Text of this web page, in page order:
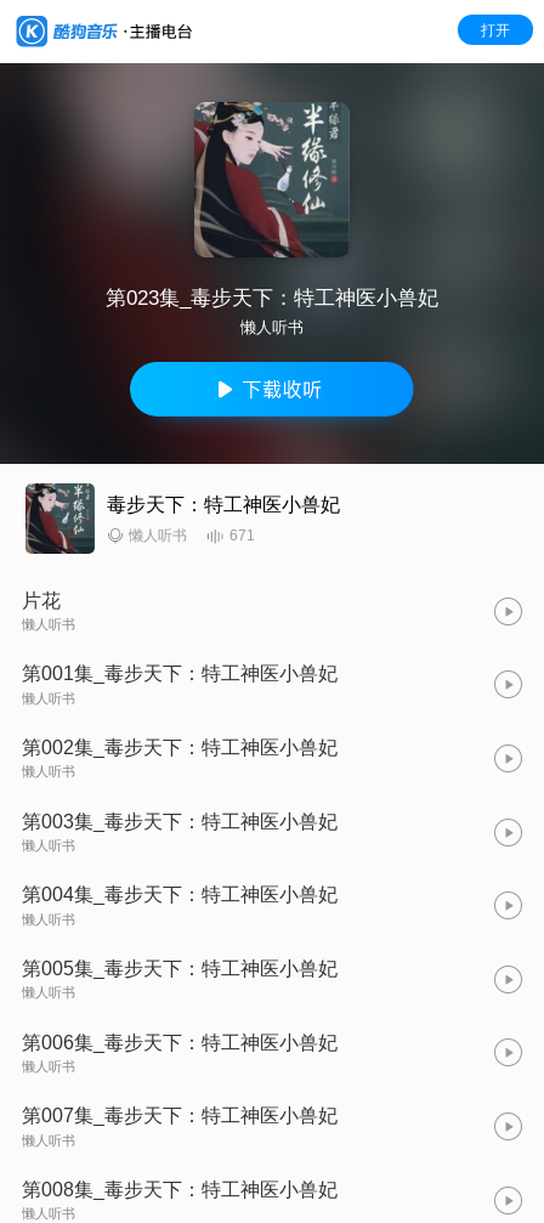
打开
第023集_毒步天下：特工神医小兽妃
懒人听书
毒步天下：特工神医小兽妃
懒人听书 671
片花
懒人听书
第001集_毒步天下：特工神医小兽妃
懒人听书
第002集_毒步天下：特工神医小兽妃
懒人听书
第003集_毒步天下：特工神医小兽妃
懒人听书
第004集_毒步天下：特工神医小兽妃
懒人听书
第005集_毒步天下：特工神医小兽妃
懒人听书
第006集_毒步天下：特工神医小兽妃
懒人听书
第007集_毒步天下：特工神医小兽妃
懒人听书
第008集_毒步天下：特工神医小兽妃
懒人听书